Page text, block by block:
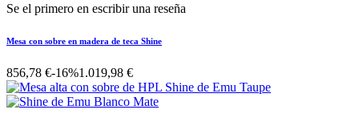
Se el primero en escribir una reseña
Mesa con sobre en madera de teca Shine
856,78 €-16%1.019,98 €